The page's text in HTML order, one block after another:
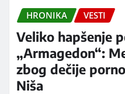
HRONIKA VESTI
Veliko hapšenje
„Armagedon“:
zbog dečije
Niša